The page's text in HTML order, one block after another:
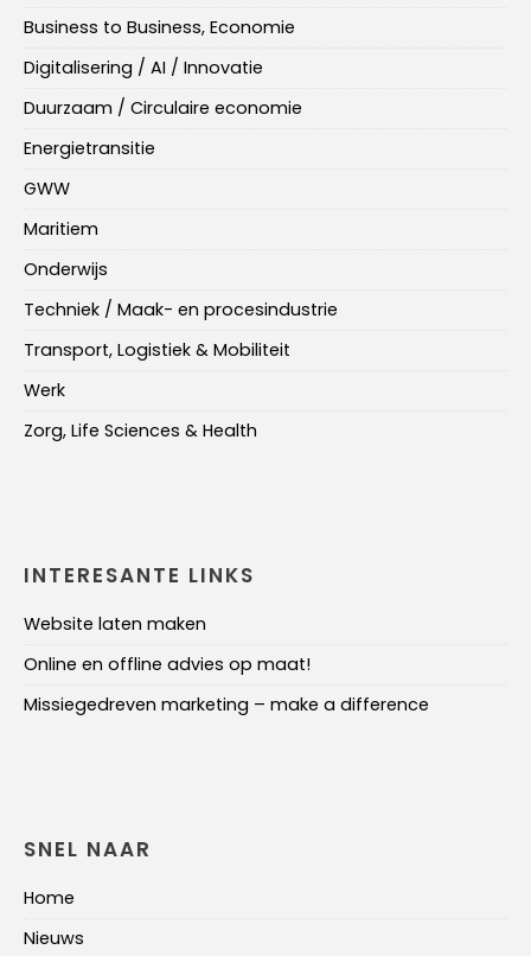
Business to Business, Economie
Digitalisering / AI / Innovatie
Duurzaam / Circulaire economie
Energietransitie
GWW
Maritiem
Onderwijs
Techniek / Maak- en procesindustrie
Transport, Logistiek & Mobiliteit
Werk
Zorg, Life Sciences & Health
INTERESANTE LINKS
Website laten maken
Online en offline advies op maat!
Missiegedreven marketing – make a difference
SNEL NAAR
Home
Nieuws